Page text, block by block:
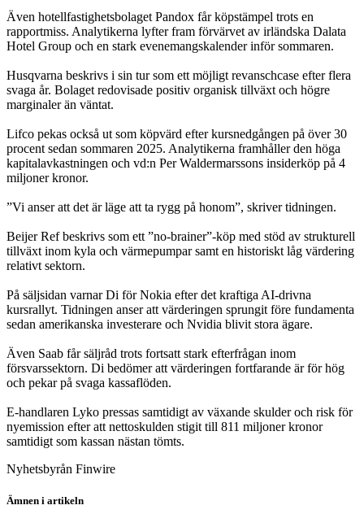
Även hotellfastighetsbolaget Pandox får köpstämpel trots en
rapportmiss. Analytikerna lyfter fram förvärvet av irländska Dalata
Hotel Group och en stark evenemangskalender inför sommaren.
Husqvarna beskrivs i sin tur som ett möjligt revanschcase efter flera
svaga år. Bolaget redovisade positiv organisk tillväxt och högre
marginaler än väntat.
Lifco pekas också ut som köpvärd efter kursnedgången på över 30
procent sedan sommaren 2025. Analytikerna framhåller den höga
kapitalavkastningen och vd:n Per Waldermarssons insiderköp på 4
miljoner kronor.
”Vi anser att det är läge att ta rygg på honom”, skriver tidningen.
Beijer Ref beskrivs som ett ”no-brainer”-köp med stöd av strukturell
tillväxt inom kyla och värmepumpar samt en historiskt låg värdering
relativt sektorn.
På säljsidan varnar Di för Nokia efter det kraftiga AI-drivna
kursrallyt. Tidningen anser att värderingen sprungit före fundamenta
sedan amerikanska investerare och Nvidia blivit stora ägare.
Även Saab får säljråd trots fortsatt stark efterfrågan inom
försvarssektorn. Di bedömer att värderingen fortfarande är för hög
och pekar på svaga kassaflöden.
E-handlaren Lyko pressas samtidigt av växande skulder och risk för
nyemission efter att nettoskulden stigit till 811 miljoner kronor
samtidigt som kassan nästan tömts.
Nyhetsbyrån Finwire
Ämnen i artikeln